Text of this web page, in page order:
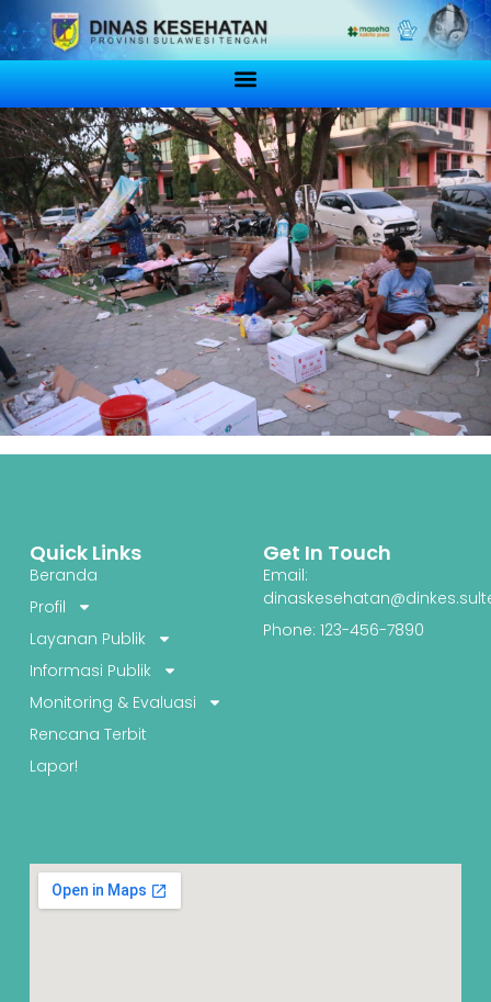
Quick Links
Beranda
Profil
Layanan Publik
Informasi Publik
Monitoring & Evaluasi
Rencana Terbit
Lapor!
Get In Touch
Email:
Phone: 123-456-7890